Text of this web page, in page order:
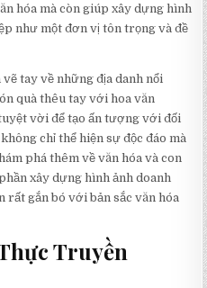
hóa mà còn giúp xây dựng hình
như một đơn vị tôn trọng và đề
tay về những địa danh nổi
quà thêu tay với hoa văn
vời để tạo ấn tượng với đối
chỉ thể hiện sự độc đáo mà
phá thêm về văn hóa và con
xây dựng hình ảnh doanh
rất gắn bó với bản sắc văn hóa
Truyền